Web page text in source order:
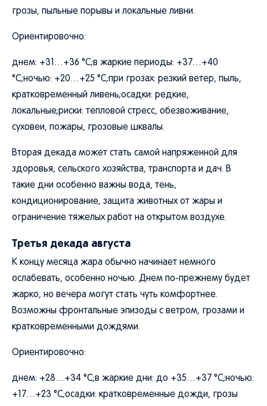
грозы, пыльные порывы и локальные ливни.
Ориентировочно:
днем: +31…+36 °C;в жаркие периоды: +37…+40
°C;ночью: +20…+25 °C;при грозах: резкий ветер, пыль,
кратковременный ливень;осадки: редкие,
локальные;риски: тепловой стресс, обезвоживание,
суховеи, пожары, грозовые шквалы.
Вторая декада может стать самой напряженной для
здоровья, сельского хозяйства, транспорта и дач. В
такие дни особенно важны вода, тень,
кондиционирование, защита животных от жары и
ограничение тяжелых работ на открытом воздухе.
Третья декада августа
К концу месяца жара обычно начинает немного
ослабевать, особенно ночью. Днем по-прежнему будет
жарко, но вечера могут стать чуть комфортнее.
Возможны фронтальные эпизоды с ветром, грозами и
кратковременными дождями.
Ориентировочно:
днем: +28…+34 °C;в жаркие дни: до +35…+37 °C;ночью:
+17…+23 °C;осадки: кратковременные дожди, грозы